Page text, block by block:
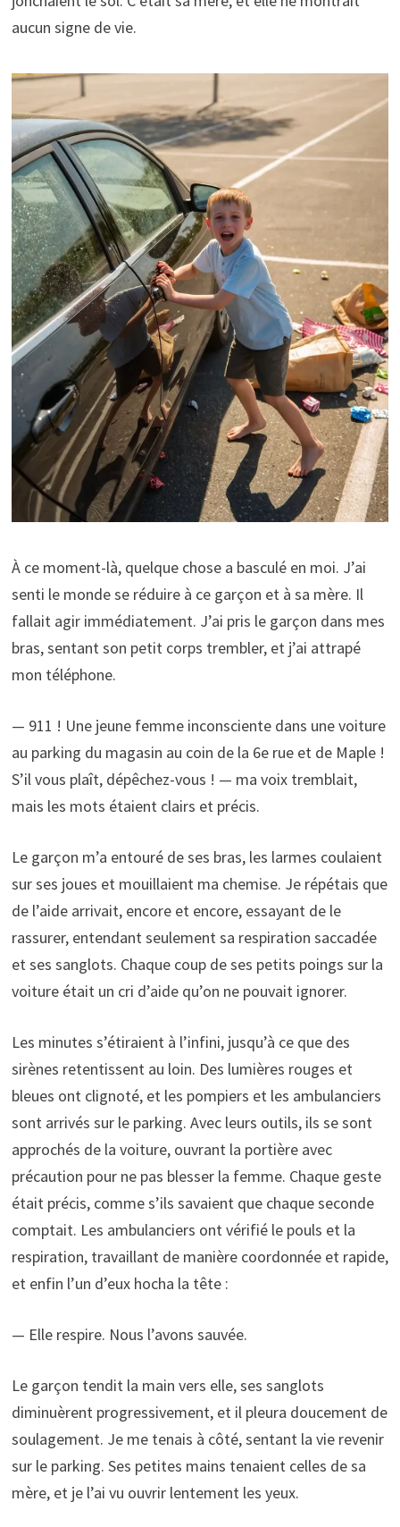
aucun signe de vie.
À ce moment-là, quelque chose a basculé en moi. J’ai
senti le monde se réduire à ce garçon et à sa mère. Il
fallait agir immédiatement. J’ai pris le garçon dans mes
bras, sentant son petit corps trembler, et j’ai attrapé
mon téléphone.
— 911 ! Une jeune femme inconsciente dans une voiture
au parking du magasin au coin de la 6e rue et de Maple !
S’il vous plaît, dépêchez-vous ! — ma voix tremblait,
mais les mots étaient clairs et précis.
Le garçon m’a entouré de ses bras, les larmes coulaient
sur ses joues et mouillaient ma chemise. Je répétais que
de l’aide arrivait, encore et encore, essayant de le
rassurer, entendant seulement sa respiration saccadée
et ses sanglots. Chaque coup de ses petits poings sur la
voiture était un cri d’aide qu’on ne pouvait ignorer.
Les minutes s’étiraient à l’infini, jusqu’à ce que des
sirènes retentissent au loin. Des lumières rouges et
bleues ont clignoté, et les pompiers et les ambulanciers
sont arrivés sur le parking. Avec leurs outils, ils se sont
approchés de la voiture, ouvrant la portière avec
précaution pour ne pas blesser la femme. Chaque geste
était précis, comme s’ils savaient que chaque seconde
comptait. Les ambulanciers ont vérifié le pouls et la
respiration, travaillant de manière coordonnée et rapide,
et enfin l’un d’eux hocha la tête :
— Elle respire. Nous l’avons sauvée.
Le garçon tendit la main vers elle, ses sanglots
diminuèrent progressivement, et il pleura doucement de
soulagement. Je me tenais à côté, sentant la vie revenir
sur le parking. Ses petites mains tenaient celles de sa
mère, et je l’ai vu ouvrir lentement les yeux.